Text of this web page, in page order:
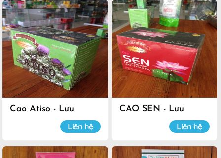
Cao Atiso - Lưu
Liên hệ
CAO SEN - Lưu
Liên hệ